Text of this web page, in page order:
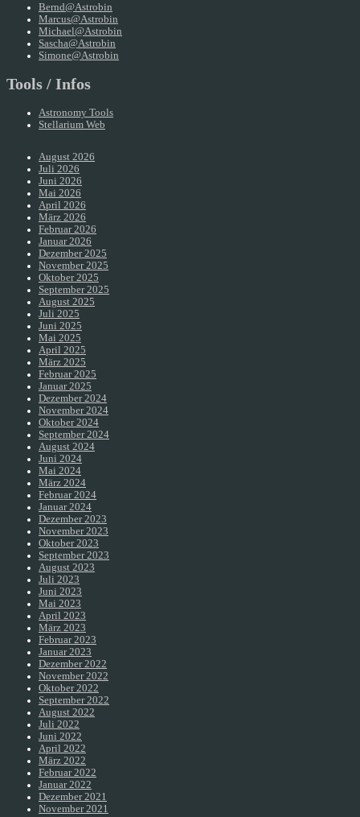
Bernd@Astrobin
Marcus@Astrobin
Michael@Astrobin
Sascha@Astrobin
Simone@Astrobin
Tools / Infos
Astronomy Tools
Stellarium Web
August 2026
Juli 2026
Juni 2026
Mai 2026
April 2026
März 2026
Februar 2026
Januar 2026
Dezember 2025
November 2025
Oktober 2025
September 2025
August 2025
Juli 2025
Juni 2025
Mai 2025
April 2025
März 2025
Februar 2025
Januar 2025
Dezember 2024
November 2024
Oktober 2024
September 2024
August 2024
Juni 2024
Mai 2024
März 2024
Februar 2024
Januar 2024
Dezember 2023
November 2023
Oktober 2023
September 2023
August 2023
Juli 2023
Juni 2023
Mai 2023
April 2023
März 2023
Februar 2023
Januar 2023
Dezember 2022
November 2022
Oktober 2022
September 2022
August 2022
Juli 2022
Juni 2022
April 2022
März 2022
Februar 2022
Januar 2022
Dezember 2021
November 2021